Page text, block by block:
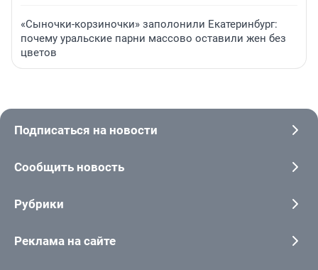
«Сыночки-корзиночки» заполонили Екатеринбург:
почему уральские парни массово оставили жен без
цветов
Подписаться на новости
Сообщить новость
Рубрики
Реклама на сайте